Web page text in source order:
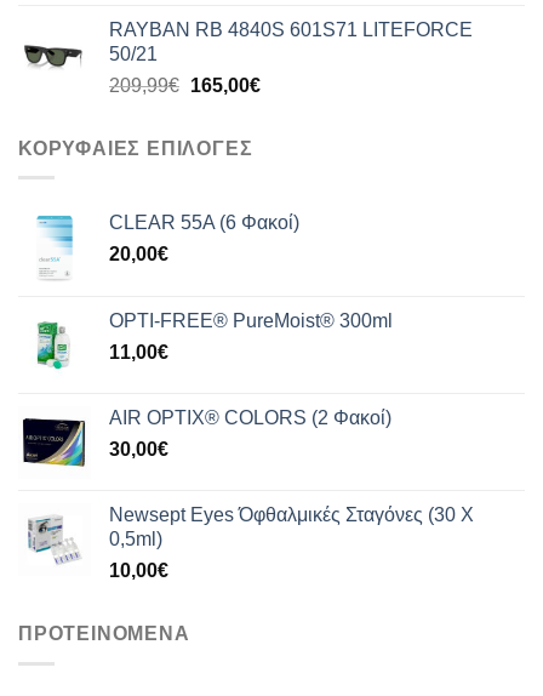
was:
τιμή
159,00€.
RAYBAN RB 4840S 601S71 LITEFORCE
50/21
209,99€ Original
209,99€.
165,00€Η
ΚΟΡΥΦΑΙΕΣ ΕΠΙΛΟΓΕΣ
CLEAR 55A (6 Φακοί)
20,00€
OPTI-FREE® PureMoist® 300ml
11,00€
AIR OPTIX® COLORS (2 Φακοί)
30,00€
Newsept Eyes Όφθαλμικές Σταγόνες (30 Χ
0,5ml)
10,00€
ΠΡΟΤΕΙΝΟΜΕΝΑ